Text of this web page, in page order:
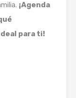
¡Agenda
para ti!